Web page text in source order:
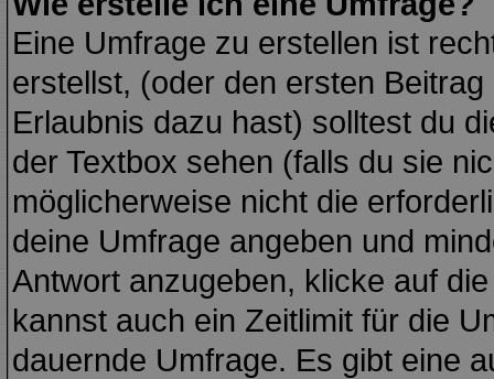
Eine Umfrage zu erstellen ist
erstellst, (oder den ersten
Erlaubnis dazu hast) solltest du
der Textbox sehen (falls du sie
möglicherweise nicht die
deine Umfrage angeben und
Antwort anzugeben, klicke auf
kannst auch ein Zeitlimit für die
dauernde Umfrage. Es gibt eine